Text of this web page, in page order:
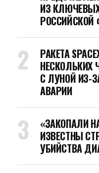
ИЗ
РОССИЙСКОЙ
РАКЕТА
НЕСКОЛЬКИХ
С ЛУНОЙ ИЗ-
АВАРИИ
«ЗАКОПАЛИ
ИЗВЕСТНЫ
УБИЙСТВА